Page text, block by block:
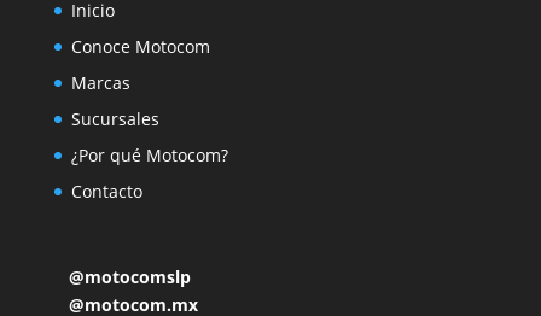
Inicio
Conoce Motocom
Marcas
Sucursales
¿Por qué Motocom?
Contacto
@motocomslp
@motocom.mx